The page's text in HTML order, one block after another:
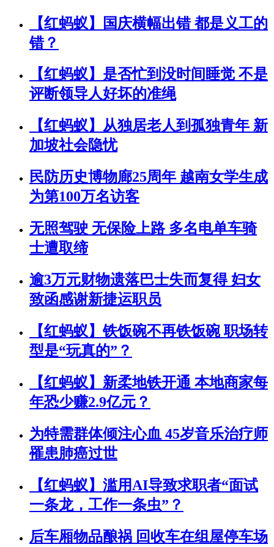
【红蚂蚁】国庆横幅出错 都是义工的
错？
【红蚂蚁】是否忙到没时间睡觉 不是
评断领导人好坏的准绳
【红蚂蚁】从独居老人到孤独青年 新
加坡社会隐忧
民防历史博物廊25周年 越南女学生成
为第100万名访客
无照驾驶 无保险上路 多名电单车骑
士遭取缔
逾3万元财物遗落巴士失而复得 妇女
致函感谢新捷运职员
【红蚂蚁】铁饭碗不再铁饭碗 职场转
型是“玩真的”？
【红蚂蚁】新柔地铁开通 本地商家每
年恐少赚2.9亿元？
为特需群体倾注心血 45岁音乐治疗师
罹患肺癌过世
【红蚂蚁】滥用AI导致求职者“面试
一条龙，工作一条虫”？
后车厢物品酿祸 回收车在组屋停车场